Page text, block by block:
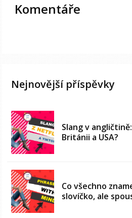
Komentáře
Nejnovější příspěvky
Slang v
Británii a USA?
Co všechno
slovíčko, ale